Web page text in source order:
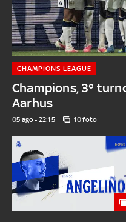
Champions, 3°
Aarhus
CHAMPIONS LEAGUE
05 ago - 22:15 10 foto